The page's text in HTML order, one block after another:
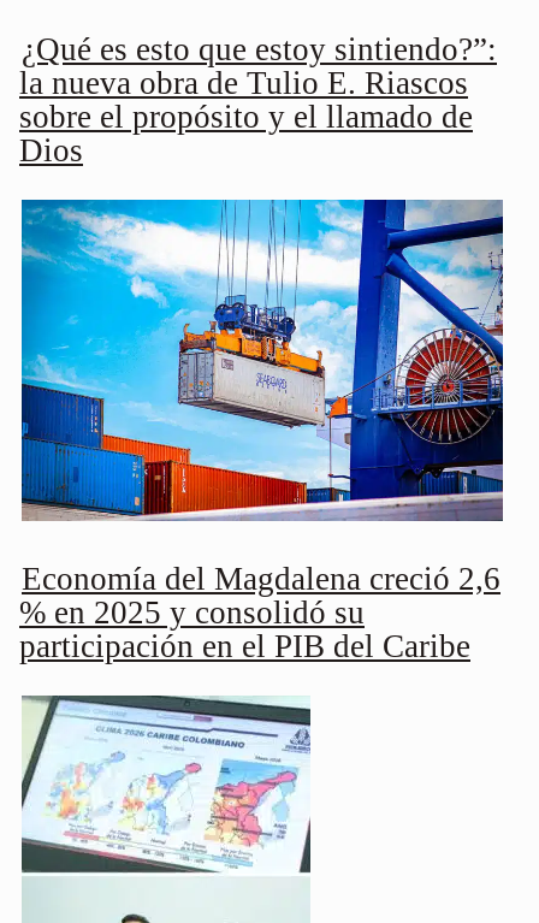
¿Qué es esto que estoy sintiendo?”:
la nueva obra de Tulio E. Riascos
sobre el propósito y el llamado de
Dios
Economía del Magdalena creció 2,6
% en 2025 y consolidó su
participación en el PIB del Caribe